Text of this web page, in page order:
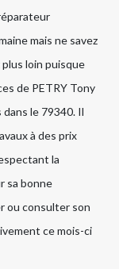
mais ne savez
plus loin puisque
de PETRY Tony
le 79340. Il
à des prix
la
sa bonne
ou consulter son
ce mois-ci